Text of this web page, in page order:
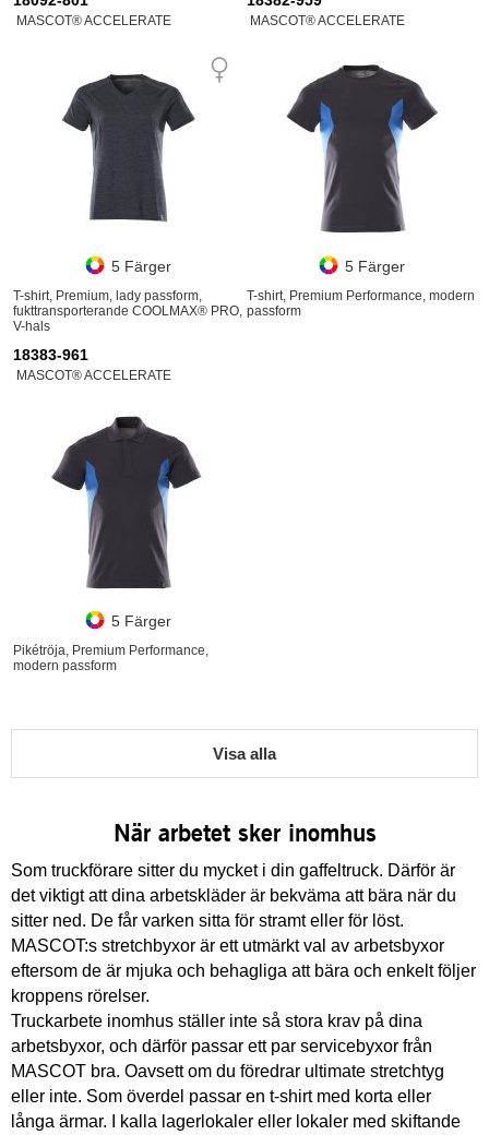
MASCOT® ACCELERATE
5 Färger
T-shirt, Premium, lady passform,
fukttransporterande COOLMAX® PRO,
V-hals
MASCOT® ACCELERATE
5 Färger
T-shirt, Premium Performance, modern
passform
18383-961
MASCOT® ACCELERATE
5 Färger
Pikétröja, Premium Performance,
modern passform
Visa alla
När arbetet sker inomhus
Som truckförare sitter du mycket i din gaffeltruck. Därför är
det viktigt att dina arbetskläder är bekväma att bära när du
sitter ned. De får varken sitta för stramt eller för löst.
MASCOT:s stretchbyxor är ett utmärkt val av arbetsbyxor
eftersom de är mjuka och behagliga att bära och enkelt följer
kroppens rörelser.
Truckarbete inomhus ställer inte så stora krav på dina
arbetsbyxor, och därför passar ett par servicebyxor från
MASCOT bra. Oavsett om du föredrar ultimate stretchtyg
eller inte. Som överdel passar en t-shirt med korta eller
långa ärmar. I kalla lagerlokaler eller lokaler med skiftande